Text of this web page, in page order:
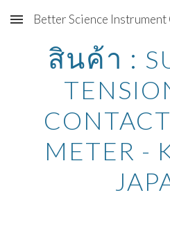
Skip to main content
Better Science Instrument
สินค้า :
METER -